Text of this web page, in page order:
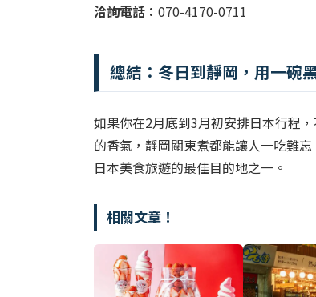
洽詢電話： 070-4170-0711
總結：冬日到靜岡，用一碗
如果你在2月底到3月初安排日本行程
的香氣，靜岡關東煮都能讓人一吃難
日本美食旅遊的最佳目的地之一。
相關文章！